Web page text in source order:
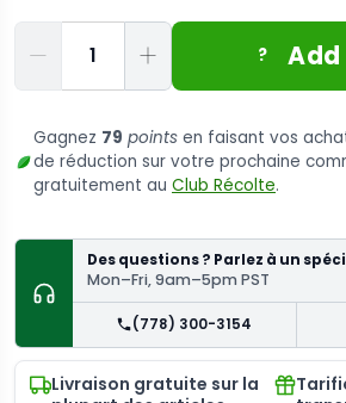
?
Gagnez 79 points en faisant vos
de réduction sur votre prochaine
gratuitement au Club Récolte.
Des questions ? Parlez à un
Mon–Fri, 9am–5pm PST
(778) 300-3154
Livraison gratuite sur la